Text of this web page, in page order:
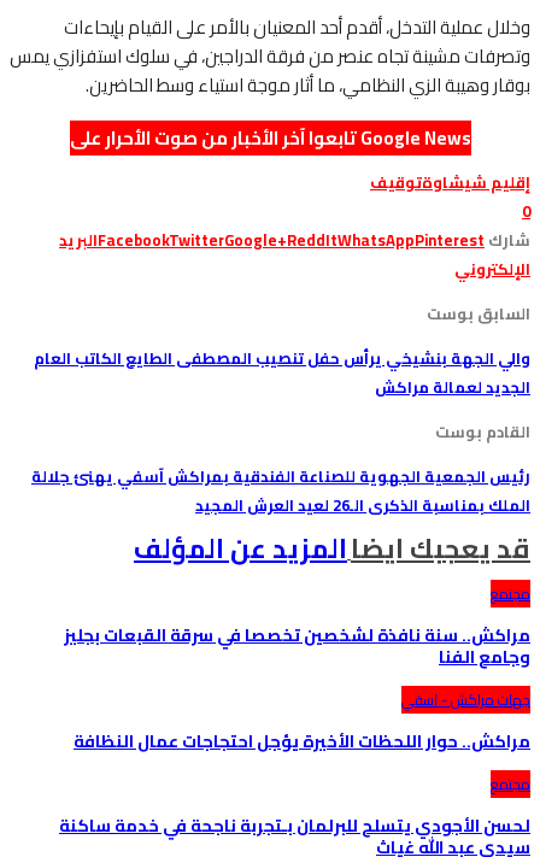
وخلال عملية التدخل، أقدم أحد المعنيان بالأمر على القيام بإيحاءات
وتصرفات مشينة تجاه عنصر من فرقة الدراجين، في سلوك استفزازي يمس
بوقار وهيبة الزي النظامي، ما أثار موجة استياء وسط الحاضرين.
تابعوا آخر الأخبار من صوت الأحرار على Google News
إقليم شيشاوةتوقيف
0
شارك
FacebookTwitterGoogle+ReddItWhatsAppPinterest
البريد
الإلكتروني
السابق بوست
والي الجهة بنشيخي يرأس حفل تنصيب المصطفى الطايع الكاتب العام
الجديد لعمالة مراكش
القادم بوست
رئيس الجمعية الجهوية للصناعة الفندقية بمراكش آسفي يهنئ جلالة
الملك بمناسبة الذكرى الـ26 لعيد العرش المجيد
قد يعجبك ايضاالمزيد عن المؤلف
مجتمع
مراكش.. سنة نافذة لشخصين تخصصا في سرقة القبعات بجليز
وجامع الفنا
جهات مراكش - اسفي
مراكش.. حوار اللحظات الأخيرة يؤجل احتجاجات عمال النظافة
مجتمع
لحسن الأجودي يتسلح للبرلمان بـتجربة ناجحة في خدمة ساكنة
سيدي عبد الله غياث